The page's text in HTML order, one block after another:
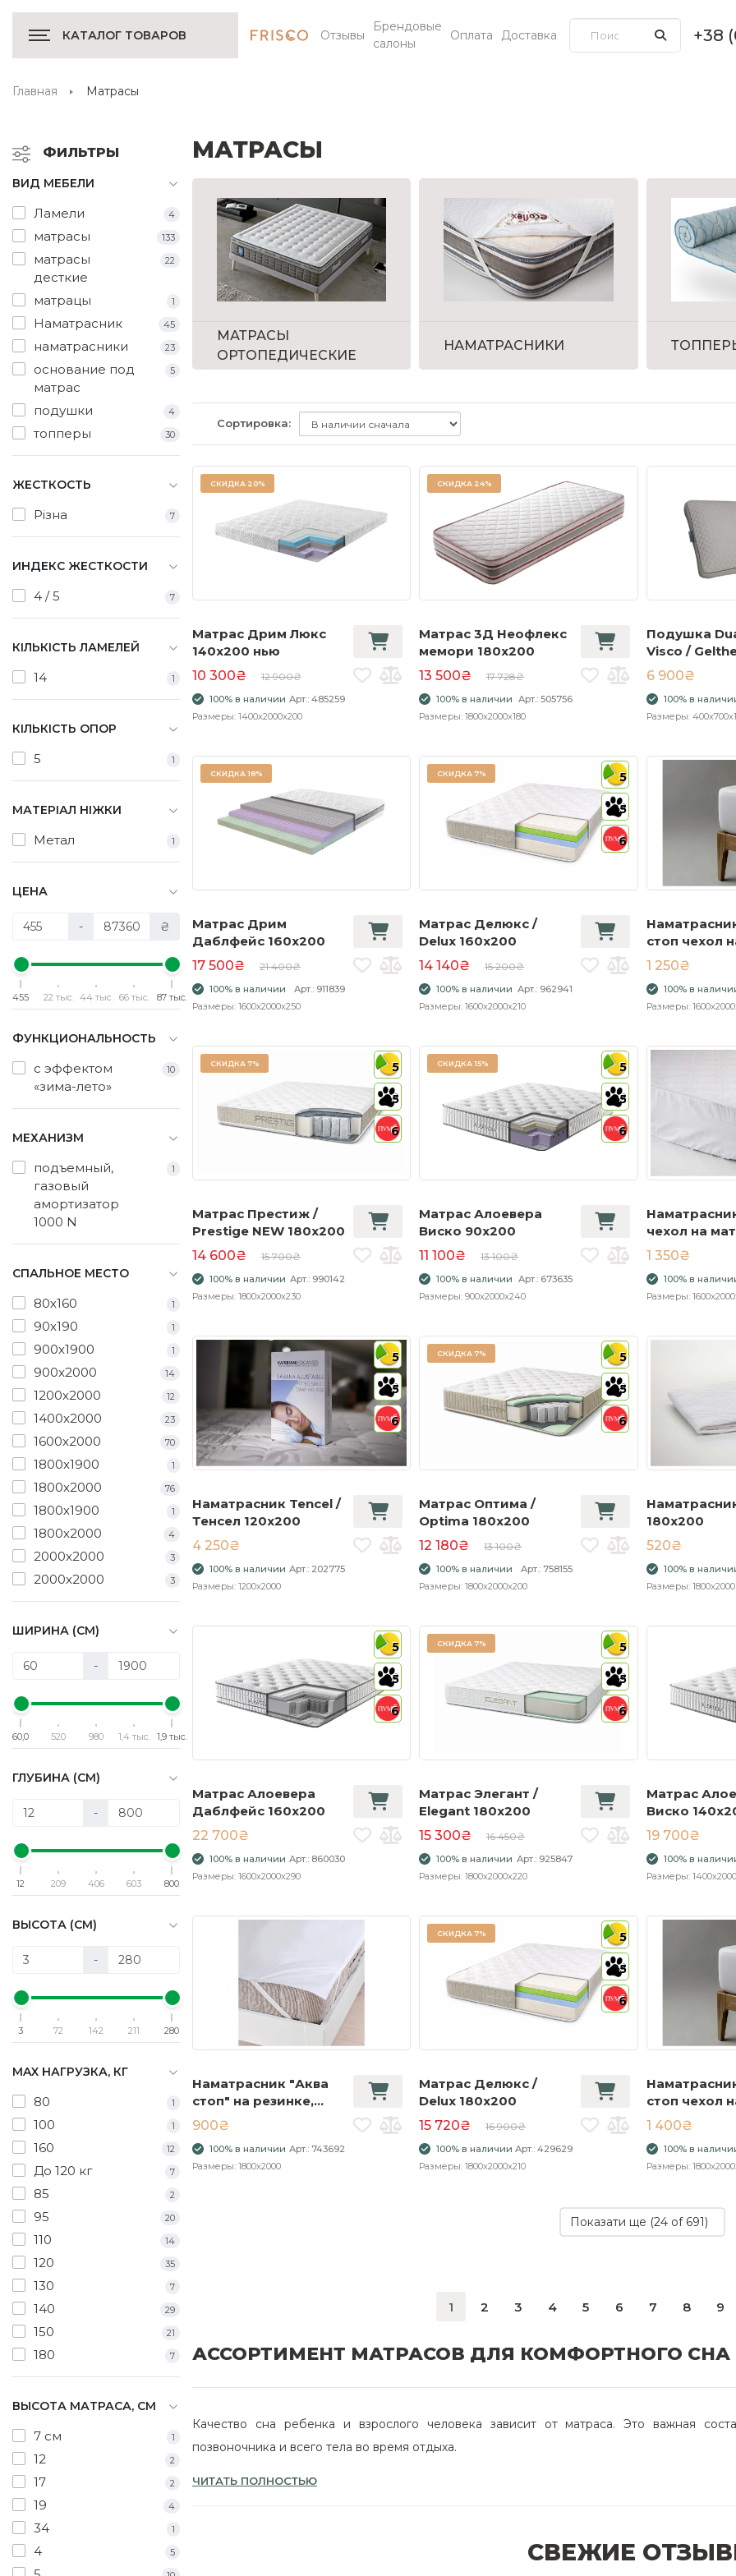
КАТАЛОГ ТОВАРОВ Отзывы
Брендовые
салоны
Оплата Доставка +38
Главная Матрасы
ФИЛЬТРЫ
ВИД МЕБЕЛИ
Ламели 4
матрасы 133
матрасы
десткие
22
матрацы 1
Наматрасник 45
наматрасники 23
основание под
матрас
5
подушки 4
топперы 30
ЖЕСТКОСТЬ
Різна 7
ИНДЕКС ЖЕСТКОСТИ
4 / 5 7
КІЛЬКІСТЬ ЛАМЕЛЕЙ
14 1
КІЛЬКІСТЬ ОПОР
5 1
МАТЕРІАЛ НІЖКИ
Метал 1
ЦЕНА
- ₴
455 22 тыс. 44 тыс. 66 тыс. 87 тыс.
ФУНКЦИОНАЛЬНОСТЬ
с эффектом
«зима-лето»
10
МЕХАНИЗМ
подъемный,
газовый
амортизатор
1000 N
1
СПАЛЬНОЕ МЕСТО
80х160 1
90х190 1
900x1900 1
900x2000 14
1200x2000 12
1400x2000 23
1600x2000 70
1800x1900 1
1800x2000 76
1800х1900 1
1800х2000 4
2000x2000 3
2000х2000 3
ШИРИНА (СМ)
-
60,0 520 980 1,4 тыс. 1,9 тыс.
ГЛУБИНА (СМ)
-
12 209 406 603 800
ВЫСОТА (СМ)
-
3 72 142 211 280
MAX НАГРУЗКА, КГ
80 1
100 1
160 12
До 120 кг 7
85 2
95 20
110 14
120 35
130 7
140 29
150 21
180 7
ВЫСОТА МАТРАСА, СМ
7 см 1
12 2
17 2
19 4
34 1
4 5
МАТРАСЫ
МАТРАСЫ
ОРТОПЕДИЧЕСКИЕ
НАМАТРАСНИКИ
Сортировка:
СКИДКА 20%
Матрас Дрим Люкс
140x200 нью
10 300₴
12 900₴
Арт.: 485259
100% в наличии
Размеры: 1400x2000x200
СКИДКА 24%
Матрас 3Д Неофлекс
мемори 180х200
13 500₴
17 728₴
Арт.: 505756
100% в наличии
Размеры: 1800x2000x180
Подушка
Visco /
40x70 см
6 900₴
100% в
Размеры:
СКИДКА18%
Матрас Дрим
Даблфейс 160x200
17 500₴
21 400₴
Арт.: 911839
100% в наличии
Размеры: 1600x2000x250
СКИДКА 7% 5
5
6
Матрас Делюкс /
Delux 160x200
14 140₴
15 200₴
Арт.: 962941
100% в наличии
Размеры: 1600x2000x210
стоп чехол
160х200 с
бортом
1 250₴
100% в
Размеры:
СКИДКА 7% 5
5
6
Матрас Престиж /
Prestige NEW 180x200
14 600₴
15 700₴
Арт.: 990142
100% в наличии
Размеры: 1800x2000x230
СКИДКА 15% 5
5
6
Матрас Алоевера
Виско 90x200
11 100₴
13 100₴
Арт.: 673635
100% в наличии
Размеры: 900x2000x240
чехол на
160x200 с
бортом
1 350₴
100% в
Размеры:
5
5
6
Наматрасник Tencel /
Тенсел 120x200
4 250₴
Арт.: 202775
100% в наличии
Размеры: 1200x2000
СКИДКА 7% 5
5
6
Матрас Оптима /
Optima 180x200
12 180₴
13 100₴
Арт.: 758155
100% в наличии
Размеры: 1800x2000x200
180x200
520₴
100% в
Размеры: 1800x2000
5
5
6
Матрас Алоевера
Даблфейс 160x200
22 700₴
Арт.: 860030
100% в наличии
Размеры: 1600x2000x290
СКИДКА 7% 5
5
6
Матрас Элегант /
Elegant 180x200
15 300₴
16 450₴
Арт.: 925847
100% в наличии
Размеры: 1800x2000x220
Матрас
Виско
19 700₴
100% в
Размеры:
Наматрасник "Аква
стоп" на резинке,
мембрана 180х200
900₴
Арт.: 743692
100% в наличии
Размеры: 1800x2000
СКИДКА 7% 5
5
6
Матрас Делюкс /
Delux 180x200
15 720₴
16 900₴
Арт.: 429629
100% в наличии
Размеры: 1800x2000x210
стоп чехол
180х200 с
бортом
1 400₴
100% в
Размеры:
Показати ще (24 of 691)
1 2 3 4 5 6 7 8 9
АССОРТИМЕНТ МАТРАСОВ ДЛЯ КОМФОРТНОГО СНА
Качество сна ребенка и взрослого человека зависит от матраса. Это важная
позвоночника и всего тела во время отдыха.
Изделие подбирают по таким параметрам:
ЧИТАТЬ ПОЛНОСТЬЮ
СВЕЖИЕ